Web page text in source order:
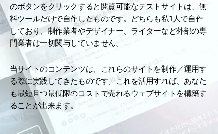
のボタンをクリックすると閲覧可能なテストサイトは、無
料ツールだけで自作したものです。どちらも私1人で自作
しており、制作業者やデザイナー、ライターなど外部の専
門業者は一切関与していません。
当サイトのコンテンツは、これらのサイトを制作／運用す
る際に実践してきたものです。これを活用すれば、あなた
も最短且つ最低限のコストで売れるウェブサイトを構築す
ることが出来ます。